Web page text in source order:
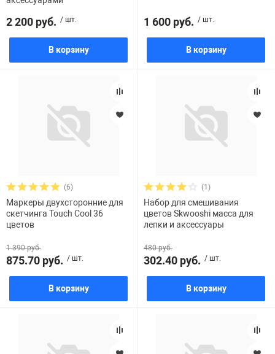
2 200 руб. / шт.
В корзину
1 600 руб. / шт.
В корзину
(6)
Маркеры двухсторонние для
скетчинга Touch Cool 36
цветов
1 390 руб.
875.70 руб. / шт.
В корзину
(1)
Набор для смешивания
цветов Skwooshi масса для
лепки и аксессуары
480 руб.
302.40 руб. / шт.
В корзину